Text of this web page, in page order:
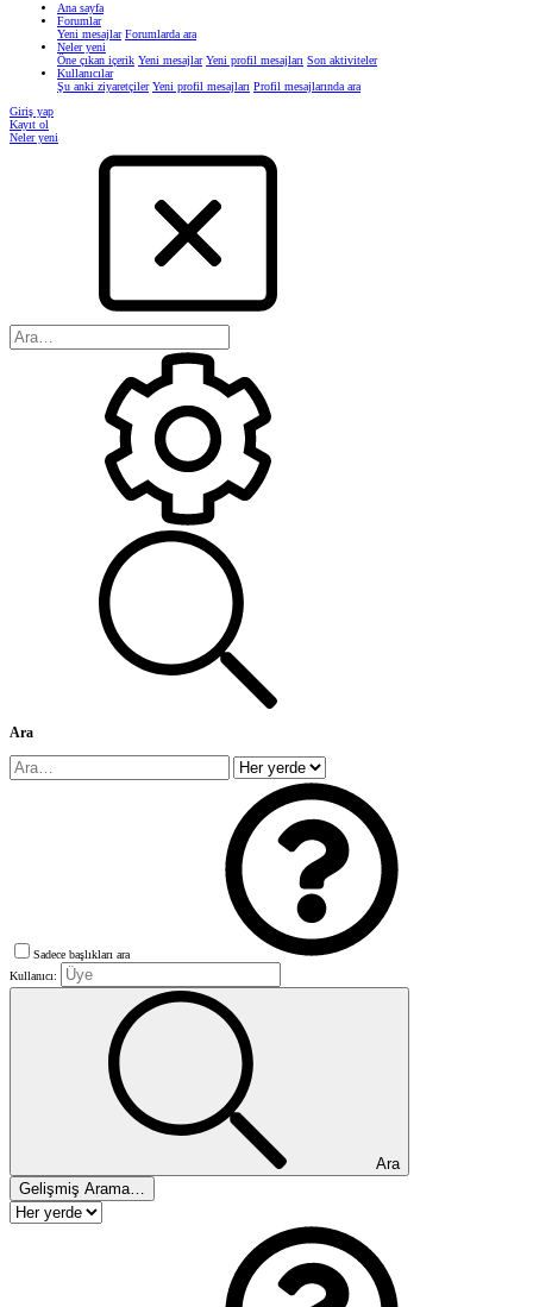
Ana sayfa
Forumlar
Yeni mesajlar Forumlarda ara
Neler yeni
Öne çıkan içerik Yeni mesajlar Yeni profil mesajları Son aktiviteler
Kullanıcılar
Şu anki ziyaretçiler Yeni profil mesajları Profil mesajlarında ara
Giriş yap
Kayıt ol
Neler yeni
Ara
Sadece başlıkları ara
Kullanıcı:
Ara
Gelişmiş Arama…